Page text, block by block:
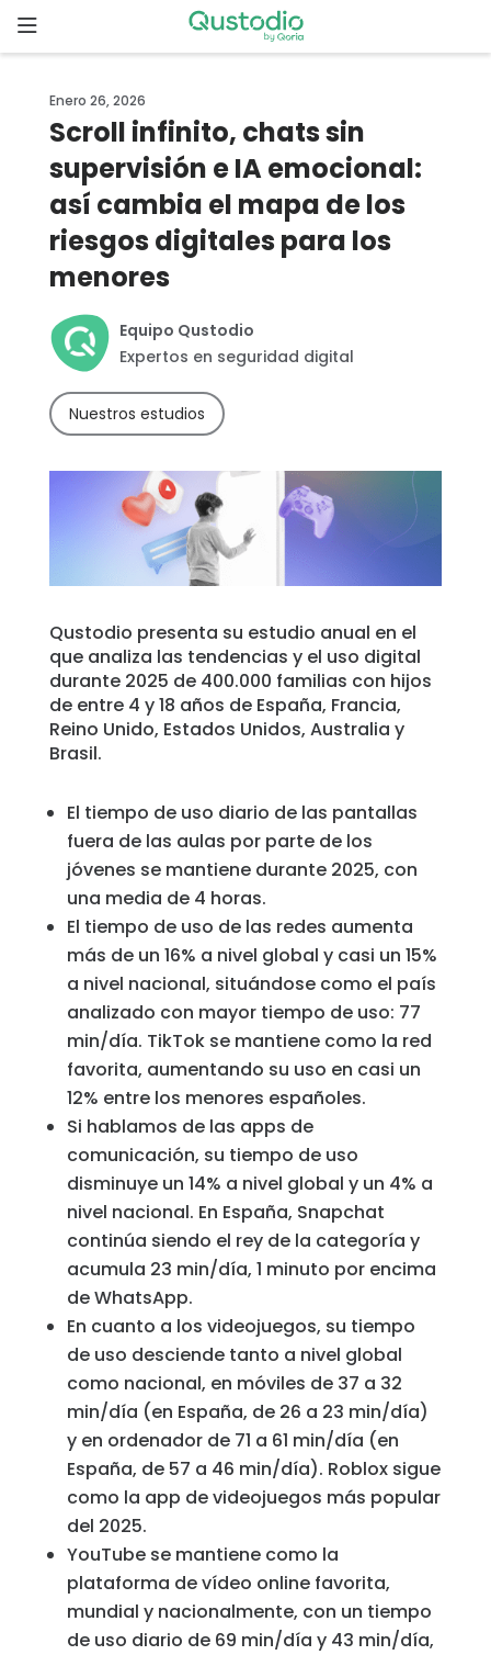
to
content
Comenzar
¿Por qué
elegir
Qustodio?
Funcionalidades
familiares
aprendizaje
Asistencia
Acceso
Enero 26, 2026
Scroll infinito, chats sin
supervisión e IA emocional:
así cambia el mapa de los
riesgos digitales para los
menores
Equipo Qustodio
Expertos en seguridad digital
Nuestros estudios
Qustodio presenta su estudio anual en el
que analiza las tendencias y el uso digital
durante 2025 de 400.000 familias con hijos
de entre 4 y 18 años de España, Francia,
Reino Unido, Estados Unidos, Australia y
Brasil.
El tiempo de uso diario de las pantallas
fuera de las aulas por parte de los
jóvenes se mantiene durante 2025, con
una media de 4 horas.
El tiempo de uso de las redes aumenta
más de un 16% a nivel global y casi un 15%
a nivel nacional, situándose como el país
analizado con mayor tiempo de uso: 77
min/día. TikTok se mantiene como la red
favorita, aumentando su uso en casi un
12% entre los menores españoles.
Si hablamos de las apps de
comunicación, su tiempo de uso
disminuye un 14% a nivel global y un 4% a
nivel nacional. En España, Snapchat
continúa siendo el rey de la categoría y
acumula 23 min/día, 1 minuto por encima
de WhatsApp.
En cuanto a los videojuegos, su tiempo
de uso desciende tanto a nivel global
como nacional, en móviles de 37 a 32
min/día (en España, de 26 a 23 min/día)
y en ordenador de 71 a 61 min/día (en
España, de 57 a 46 min/día). Roblox sigue
como la app de videojuegos más popular
del 2025.
YouTube se mantiene como la
plataforma de vídeo online favorita,
mundial y nacionalmente, con un tiempo
de uso diario de 69 min/día y 43 min/día,